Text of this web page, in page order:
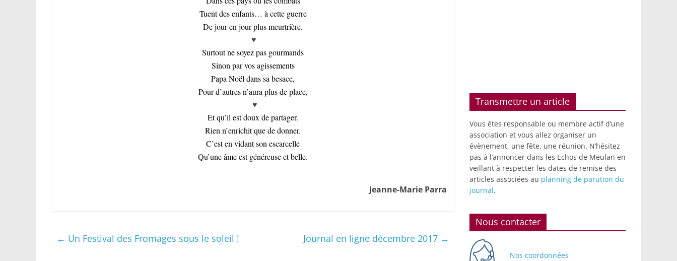
Tuent des enfants… à cette guerre
De jour en jour plus meurtrière.
♥
Surtout ne soyez pas gourmands
Sinon par vos agissements
Papa Noël dans sa besace,
Pour d’autres n’aura plus de place,
♥
Et qu’il est doux de partager.
Rien n’enrichit que de donner.
C’est en vidant son escarcelle
Qu’une âme est généreuse et belle.
Jeanne-Marie Parra
← Un Festival des Fromages sous le soleil ! Journal en ligne décembre 2017 →
Transmettre un article
Vous êtes responsable ou membre actif d’une
association et vous allez organiser un
évènement, une fête, une réunion. N’hésitez
pas à l’annoncer dans les Echos de Meulan en
veillant à respecter les dates de remise des
articles associées au planning de parution du
journal.
Nous contacter
Nos coordonnées